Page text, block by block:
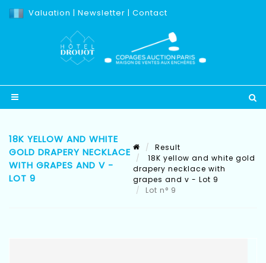
Valuation | Newsletter | Contact
18K YELLOW AND WHITE
GOLD DRAPERY NECKLACE
WITH GRAPES AND V -
LOT 9
Result
18K yellow and white gold
drapery necklace with
grapes and v - Lot 9
Lot n° 9